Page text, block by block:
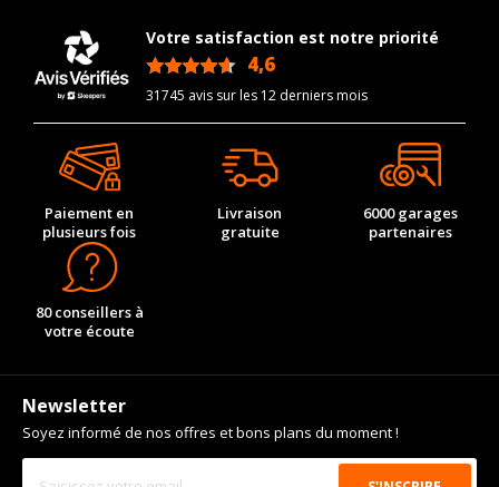
Votre satisfaction est notre priorité
4,6
31745 avis sur les 12 derniers mois
Paiement en
plusieurs fois
Livraison
gratuite
6000 garages
partenaires
80 conseillers à
votre écoute
Newsletter
Soyez informé de nos offres et bons plans du moment !